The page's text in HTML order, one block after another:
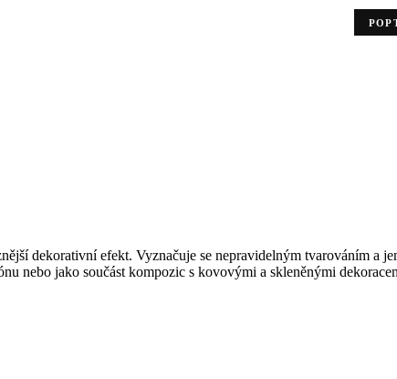
dekorativní efekt. Vyznačuje se nepravidelným tvarováním a
nebo jako součást kompozic s kovovými a skleněnými